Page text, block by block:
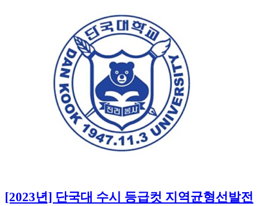
[2023년] 단국대 수시 등급컷 지역균형선발전